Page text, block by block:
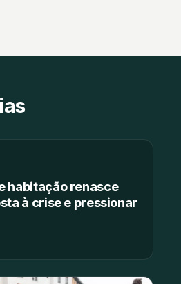
habitação renasce
à crise e pressionar